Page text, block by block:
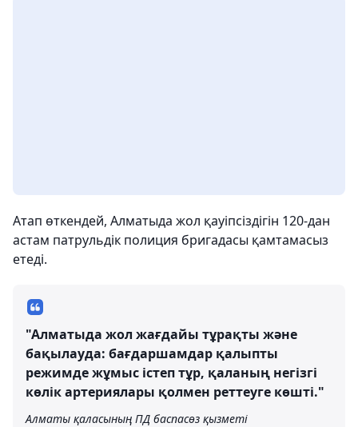
Атап өткендей, Алматыда жол қауіпсіздігін 120-дан
астам патрульдік полиция бригадасы қамтамасыз
етеді.
"Алматыда жол жағдайы тұрақты және
бақылауда: бағдаршамдар қалыпты
режимде жұмыс істеп тұр, қаланың негізгі
көлік артериялары қолмен реттеуге көшті."
Алматы қаласының ПД баспасөз қызметі